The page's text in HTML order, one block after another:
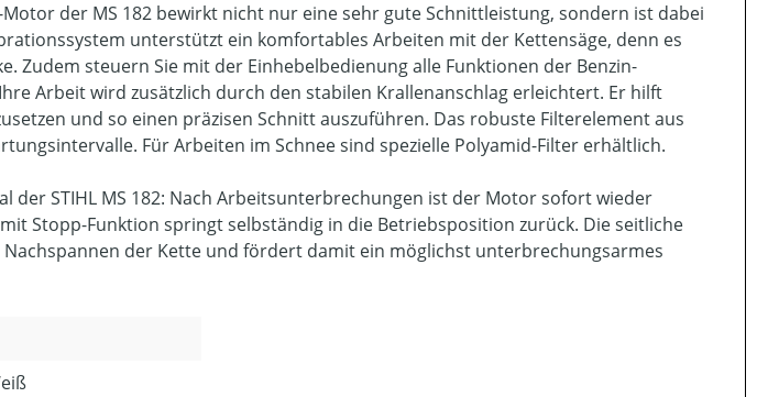
Motor der MS 182 bewirkt nicht nur eine sehr gute Schnittleistung, sondern ist dabei
unterstützt ein komfortables Arbeiten mit der Kettensäge, denn es
Zudem steuern Sie mit der Einhebelbedienung alle Funktionen der Benzin-
Arbeit wird zusätzlich durch den stabilen Krallenanschlag erleichtert. Er hilft
und so einen präzisen Schnitt auszuführen. Das robuste Filterelement aus
Für Arbeiten im Schnee sind spezielle Polyamid-Filter erhältlich.
der STIHL MS 182: Nach Arbeitsunterbrechungen ist der Motor sofort wieder
Stopp-Funktion springt selbständig in die Betriebsposition zurück. Die seitliche
der Kette und fördert damit ein möglichst unterbrechungsarmes